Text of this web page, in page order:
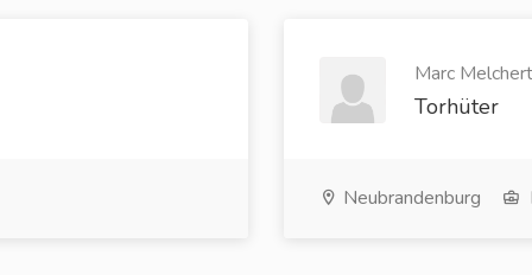
Marc
Torhüter
Neubrandenburg